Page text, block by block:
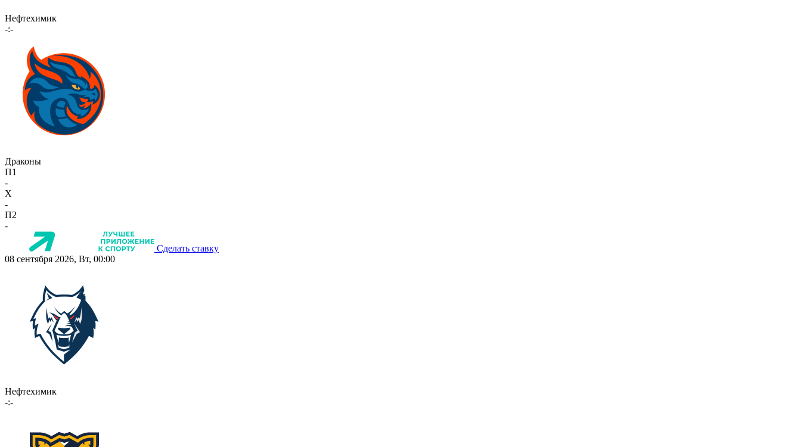
Нефтехимик
-:-
Драконы
П1
-
X
-
П2
-
Сделать ставку
08 сентября 2026, Вт, 00:00
Нефтехимик
-:-